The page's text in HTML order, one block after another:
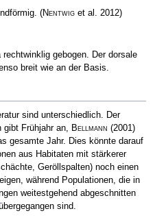
(Nentwiget al. 2012)
gebogen. Der dorsale
breit wie an der Basis.
sind unterschiedlich. Der
gibt Frühjahr an, Bellmann (2001)
gesamte Jahr. Dies könnte darauf
aus Habitaten mit stärkerer
Geröllspalten) noch einen
während Populationen, die in
weitestgehend abgeschnitten
sind.